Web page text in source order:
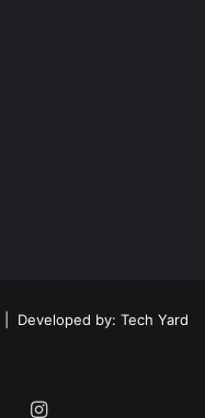
Developed by: Tech Yard
YouTubeInstagram